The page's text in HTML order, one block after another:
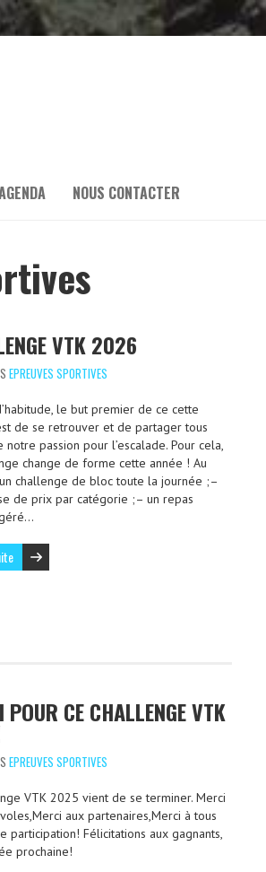
NOUS CONTACTER
VTK 2026
EPREUVES SPORTIVES
le but premier de ce cette
de se retrouver et de partager tous
notre passion pour l’escalade. Pour cela,
change de forme cette année ! Au
challenge de bloc toute la journée ;–
de prix par catégorie ;– un repas
POUR CE CHALLENGE VTK
EPREUVES SPORTIVES
VTK 2025 vient de se terminer. Merci
aux partenaires,Merci à tous
participation! Félicitations aux gagnants,
prochaine!